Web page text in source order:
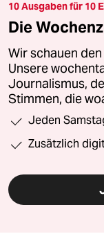
10 Ausgaben für 10
Die
Wir schauen
Unsere
Journalismus,
Stimmen, die
Jeden
Zusätzlich